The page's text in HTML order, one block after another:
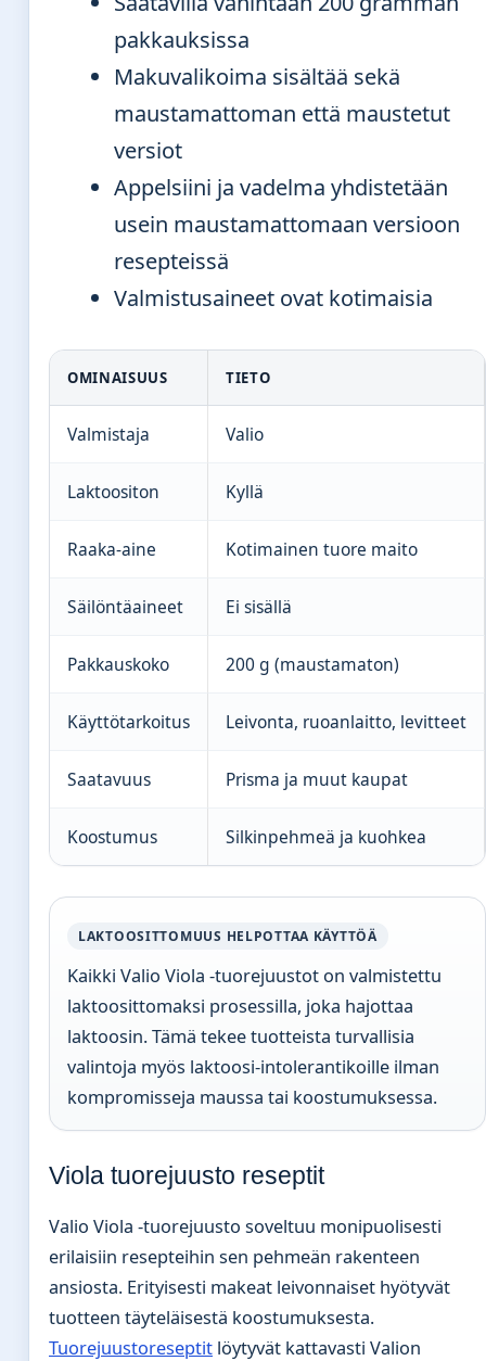
pakkauksissa
Makuvalikoima sisältää sekä
maustamattoman että maustetut
versiot
Appelsiini ja vadelma yhdistetään
usein maustamattomaan versioon
resepteissä
Valmistusaineet ovat kotimaisia
OMINAISUUS TIETO
Valmistaja Valio
Laktoositon Kyllä
Raaka-aine Kotimainen tuore maito
Säilöntäaineet Ei sisällä
Pakkauskoko 200 g (maustamaton)
Käyttötarkoitus Leivonta, ruoanlaitto, levitteet
Saatavuus Prisma ja muut kaupat
Koostumus Silkinpehmeä ja kuohkea
LAKTOOSITTOMUUS HELPOTTAA KÄYTTÖÄ
Kaikki Valio Viola -tuorejuustot on valmistettu
laktoosittomaksi prosessilla, joka hajottaa
laktoosin. Tämä tekee tuotteista turvallisia
valintoja myös laktoosi-intolerantikoille ilman
kompromisseja maussa tai koostumuksessa.
Viola tuorejuusto reseptit
Valio Viola -tuorejuusto soveltuu monipuolisesti
erilaisiin resepteihin sen pehmeän rakenteen
ansiosta. Erityisesti makeat leivonnaiset hyötyvät
tuotteen täyteläisestä koostumuksesta.
Tuorejuustoreseptit löytyvät kattavasti Valion